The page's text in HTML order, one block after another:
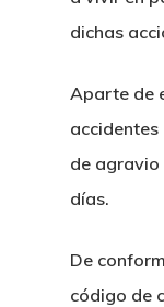
dichas
Aparte de
de agravio
días.
De
código de